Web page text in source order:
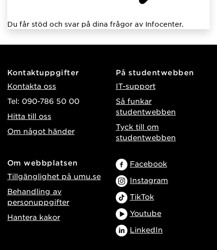
Du får stöd och svar på dina frågor av Infocenter.
Kontaktuppgifter
Kontakta oss
Tel: 090-786 50 00
Hitta till oss
Om något händer
På studentwebben
IT-support
Så funkar
studentwebben
Tyck till om
studentwebben
Om webbplatsen
Tillgänglighet på umu.se
Behandling av
personuppgifter
Hantera kakor
Facebook
Instagram
TikTok
Youtube
LinkedIn